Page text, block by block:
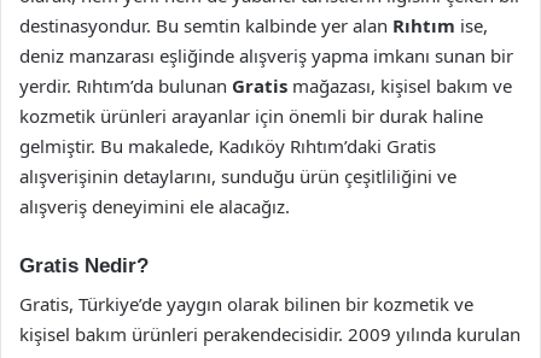
destinasyondur. Bu semtin kalbinde yer alan Rıhtım ise,
deniz manzarası eşliğinde alışveriş yapma imkanı sunan bir
yerdir. Rıhtım’da bulunan Gratis mağazası, kişisel bakım ve
kozmetik ürünleri arayanlar için önemli bir durak haline
gelmiştir. Bu makalede, Kadıköy Rıhtım’daki Gratis
alışverişinin detaylarını, sunduğu ürün çeşitliliğini ve
alışveriş deneyimini ele alacağız.
Gratis Nedir?
Gratis, Türkiye’de yaygın olarak bilinen bir kozmetik ve
kişisel bakım ürünleri perakendecisidir. 2009 yılında kurulan